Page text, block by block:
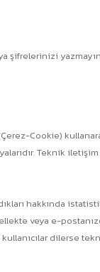
şifrelerinizi
Cookie)
Teknik
hakkında
veya e-
dilerse